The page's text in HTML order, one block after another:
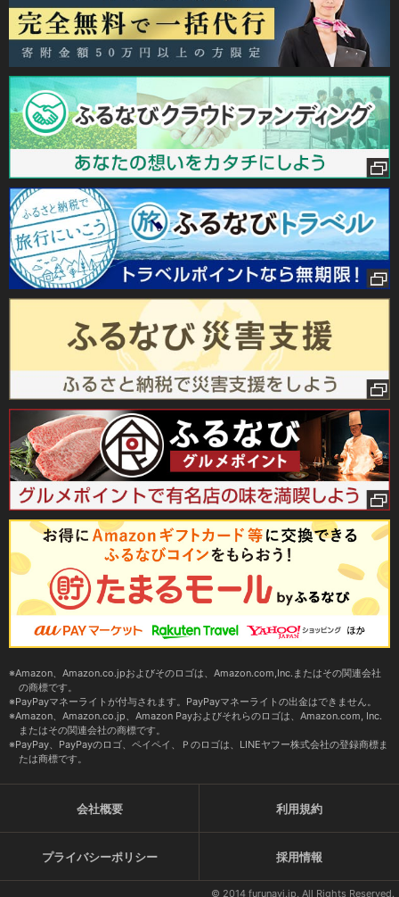
Amazon、Amazon.co.jpおよびそのロゴは、Amazon.com,Inc.またはその関連会社
の商標です。
PayPayマネーライトが付与されます。PayPayマネーライトの出金はできません。
Amazon、Amazon.co.jp、Amazon Payおよびそれらのロゴは、Amazon.com, Inc.
またはその関連会社の商標です。
PayPay、PayPayのロゴ、ペイペイ、Ｐのロゴは、LINEヤフー株式会社の登録商標ま
たは商標です。
会社概要 利用規約
プライバシーポリシー 採用情報
© 2014 furunavi.jp, All Rights Reserved.